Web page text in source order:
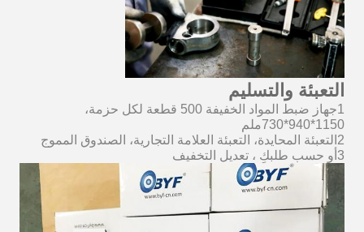
التعبئة والتسليم
1جهاز ضبط المواد الخفيفة 500 قطعة لكل حزمة،
1150*940*730ملم
2التعبئة المحايدة، التعبئة العلامة التجارية، الصندوق المموج
3أو حسب طلبكِ ، تعديل التخفيف